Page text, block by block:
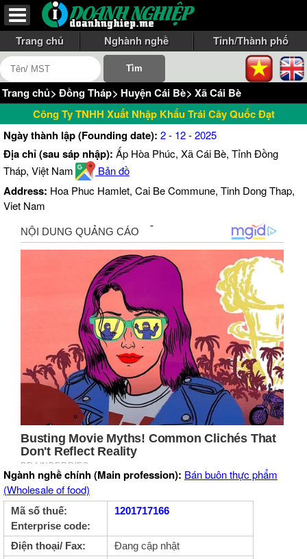
Trang chủ Nghành nghề Tỉnh/Thành phố
Trang chủ> Đồng Tháp> Huyện Cái Bè> Xã Cái Bè
Công Ty TNHH Xuất Nhập Khẩu Trái Cây Quốc Đạt
Ngày thành lập (Founding date): 2- 12-2025
Địa chỉ (sau sáp nhập): Ấp Hòa Phúc, Xã Cái Bè, Tỉnh Đồng
Tháp, Việt Nam
Bản đồ
Address: Hoa Phuc Hamlet, Cai Be Commune, Tinh Dong Thap,
Viet Nam
Ngành nghề chính (Main profession): Bán buôn thực phẩm
(Wholesale of food)
Mã số thuế:
Enterprise code:
1201717166
Điện thoại/ Fax:
Đang cập nhật